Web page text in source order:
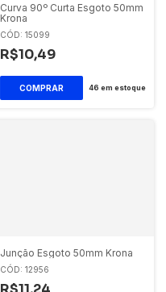
Curva 90º Curta Esgoto 50mm
Krona
CÓD: 15099
R$10,49
46 em estoque
Junção Esgoto 50mm Krona
CÓD: 12956